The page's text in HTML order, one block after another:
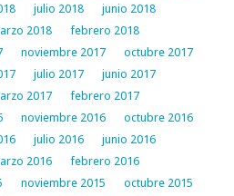
julio 2018
junio 2018
2018
febrero 2018
noviembre 2017
octubre 2017
julio 2017
junio 2017
2017
febrero 2017
noviembre 2016
octubre 2016
julio 2016
junio 2016
2016
febrero 2016
noviembre 2015
octubre 2015